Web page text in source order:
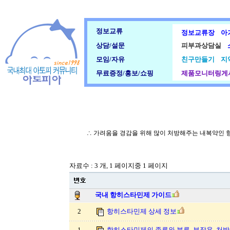
정보교류 정보교류장
아
상담/설문
피부과상담실
모임/자유
친구만들기
지
무료증정/홍보/쇼핑
제품모니터링게
∴ 가려움을 경감을 위해 많이 처방해주는 내복약인
자료수 : 3 개, 1 페이지중 1 페이지
국내 항히스타민제 가이드
2 항히스타민제 상세 정보